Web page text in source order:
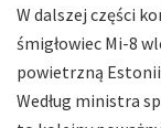
W dalszej części
śmigłowiec Mi-8
powietrzną
Według ministra